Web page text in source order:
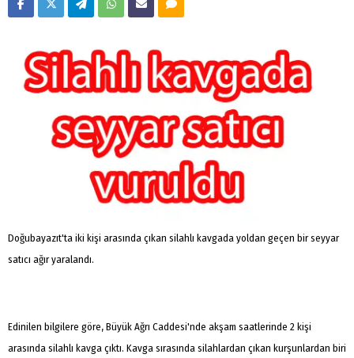
Doğubayazıt'ta iki kişi arasında çıkan silahlı kavgada yoldan geçen bir seyyar
satıcı ağır yaralandı.
Edinilen bilgilere göre, Büyük Ağrı Caddesi'nde akşam saatlerinde 2 kişi
arasında silahlı kavga çıktı. Kavga sırasında silahlardan çıkan kurşunlardan biri